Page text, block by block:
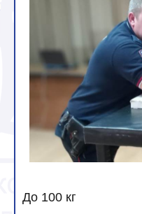
До 100 кг